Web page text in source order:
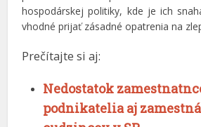
hospodárskej politiky, kde je ich
vhodné prijať zásadné opatrenia na
Prečítajte si aj:
Nedostatok
podnikatelia aj